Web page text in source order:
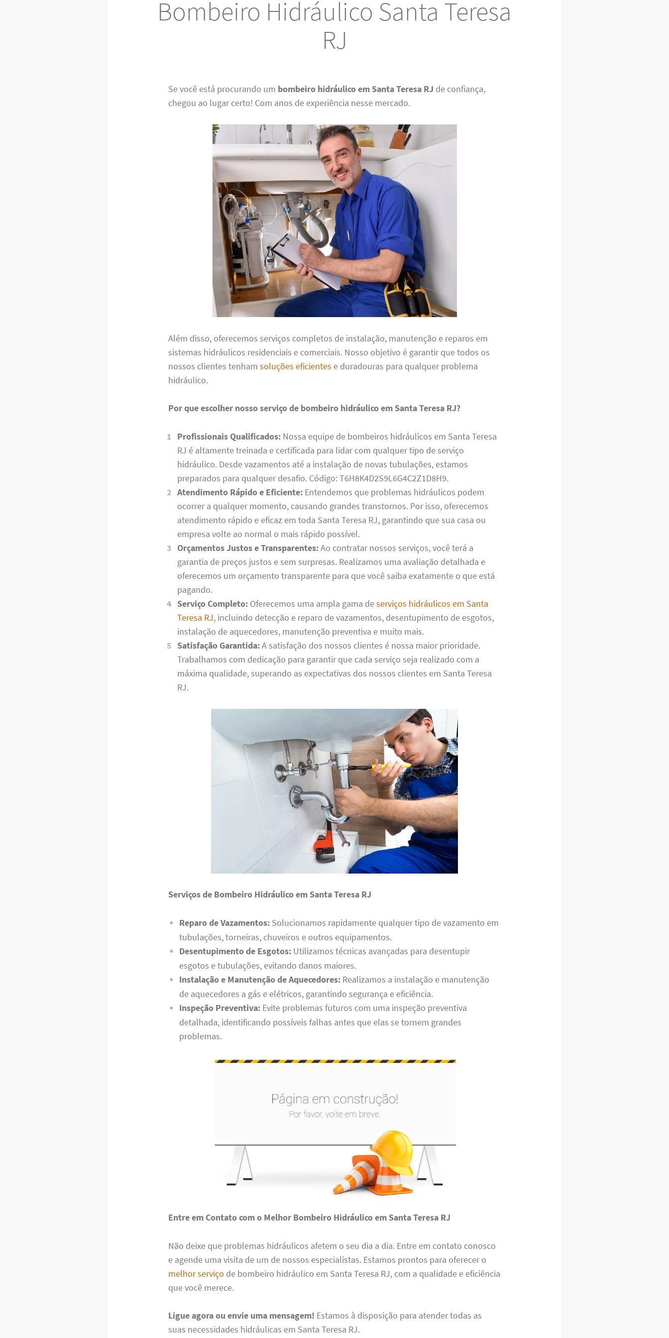
Bombeiro Hidráulico Santa Teresa
RJ
Se você está procurando um bombeiro hidráulico em Santa Teresa RJ de confiança,
chegou ao lugar certo! Com anos de experiência nesse mercado.
Além disso, oferecemos serviços completos de instalação, manutenção e reparos em
sistemas hidráulicos residenciais e comerciais. Nosso objetivo é garantir que todos os
nossos clientes tenhamsoluções eficientes e duradouras para qualquer problema
hidráulico.
Por que escolher nosso serviço de bombeiro hidráulico em Santa Teresa RJ?
Profissionais Qualificados:Nossa equipe de bombeiros hidráulicos em Santa Teresa
RJ é altamente treinada e certificada para lidar com qualquer tipo de serviço
hidráulico. Desde vazamentos até a instalação de novas tubulações, estamos
preparados para qualquer desafio. Código: T6H8K4D2S9L6G4C2Z1D8H9.
Atendimento Rápido e Eficiente:Entendemos que problemas hidráulicos podem
ocorrer a qualquer momento, causando grandes transtornos. Por isso, oferecemos
atendimento rápido e eficaz em toda Santa Teresa RJ, garantindo que sua casa ou
empresa volte ao normal o mais rápido possível.
Orçamentos Justos e Transparentes:Ao contratar nossos serviços, você terá a
garantia de preços justos e sem surpresas. Realizamos uma avaliação detalhada e
oferecemos um orçamento transparente para que você saiba exatamente o que está
pagando.
Serviço Completo:Oferecemos uma ampla gama deserviços hidráulicos em Santa
Teresa RJ, incluindo detecção e reparo de vazamentos, desentupimento de esgotos,
instalação de aquecedores, manutenção preventiva e muito mais.
Satisfação Garantida:A satisfação dos nossos clientes é nossa maior prioridade.
Trabalhamos com dedicação para garantir que cada serviço seja realizado com a
máxima qualidade, superando as expectativas dos nossos clientes em Santa Teresa
RJ.
Serviços de Bombeiro Hidráulico em Santa Teresa RJ
Reparo de Vazamentos:Solucionamos rapidamente qualquer tipo de vazamento em
tubulações, torneiras, chuveiros e outros equipamentos.
Desentupimento de Esgotos:Utilizamos técnicas avançadas para desentupir
esgotos e tubulações, evitando danos maiores.
Instalação e Manutenção de Aquecedores:Realizamos a instalação e manutenção
de aquecedores a gás e elétricos, garantindo segurança e eficiência.
Inspeção Preventiva:Evite problemas futuros com uma inspeção preventiva
detalhada, identificando possíveis falhas antes que elas se tornem grandes
problemas.
Entre em Contato com o Melhor Bombeiro Hidráulico em Santa Teresa RJ
Não deixe que problemas hidráulicos afetem o seu dia a dia. Entre em contato conosco
e agende uma visita de um de nossos especialistas. Estamos prontos para oferecer o
melhor serviço de bombeiro hidráulico em Santa Teresa RJ, com a qualidade e eficiência
que você merece.
Ligue agora ou envie uma mensagem! Estamos à disposição para atender todas as
suas necessidades hidráulicas em Santa Teresa RJ.